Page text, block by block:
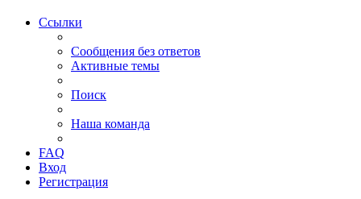
Ссылки
Сообщения без ответов
Активные темы
Поиск
Наша команда
FAQ
Вход
Регистрация